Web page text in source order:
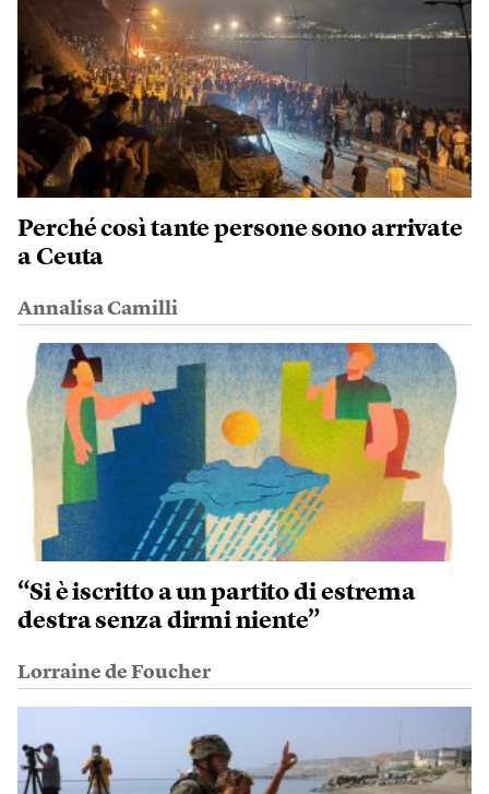
Perché così tante persone sono arrivate
a Ceuta
Annalisa Camilli
“Si è iscritto a un partito di estrema
destra senza dirmi niente”
Lorraine de Foucher